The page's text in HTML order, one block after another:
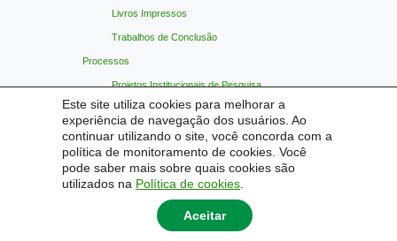
Este site utiliza cookies para melhorar a
experiência de navegação dos usuários. Ao
continuar utilizando o site, você concorda com a
política de monitoramento de cookies. Você
pode saber mais sobre quais cookies são
utilizados na Política de cookies
Aceitar
Livros Impressos
Trabalhos de Conclusão
Processos
Projetos Institucionais de Pesquisa
Projetos de Pós-Graduação
Referenciamentos
Transmissões
Materiais Indicados